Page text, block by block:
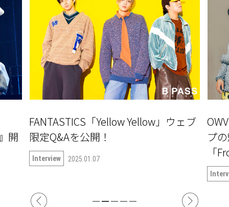
OWV 独自の道を開拓し続けるグルー
プの魅力を描き出したナンバー
「Frontier」
ク
一
語る